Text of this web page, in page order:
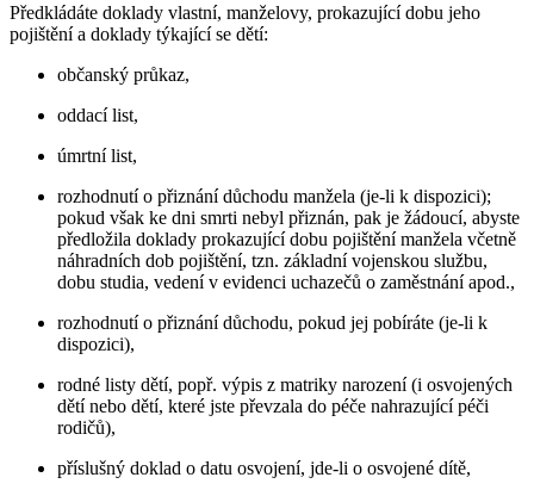
Předkládáte doklady vlastní, manželovy, prokazující dobu jeho
pojištění a doklady týkající se dětí:
občanský průkaz,
oddací list,
úmrtní list,
rozhodnutí o přiznání důchodu manžela (je-li k dispozici);
pokud však ke dni smrti nebyl přiznán, pak je žádoucí, abyste
předložila doklady prokazující dobu pojištění manžela včetně
náhradních dob pojištění, tzn. základní vojenskou službu,
dobu studia, vedení v evidenci uchazečů o zaměstnání apod.,
rozhodnutí o přiznání důchodu, pokud jej pobíráte (je-li k
dispozici),
rodné listy dětí, popř. výpis z matriky narození (i osvojených
dětí nebo dětí, které jste převzala do péče nahrazující péči
rodičů),
příslušný doklad o datu osvojení, jde-li o osvojené dítě,